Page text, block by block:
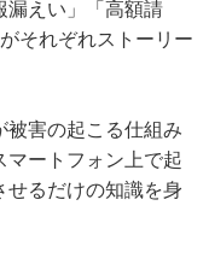
漏えい」「高額請
それぞれストーリー
害の起こる仕組み
マートフォン上で起
せるだけの知識を身